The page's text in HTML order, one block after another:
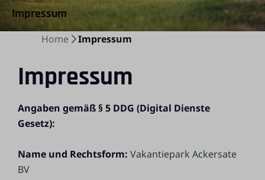
Impressum
Home Impressum
Impressum
Angaben gemäß § 5 DDG (Digital Dienste
Gesetz):
Name und Rechtsform:Vakantiepark Ackersate
BV